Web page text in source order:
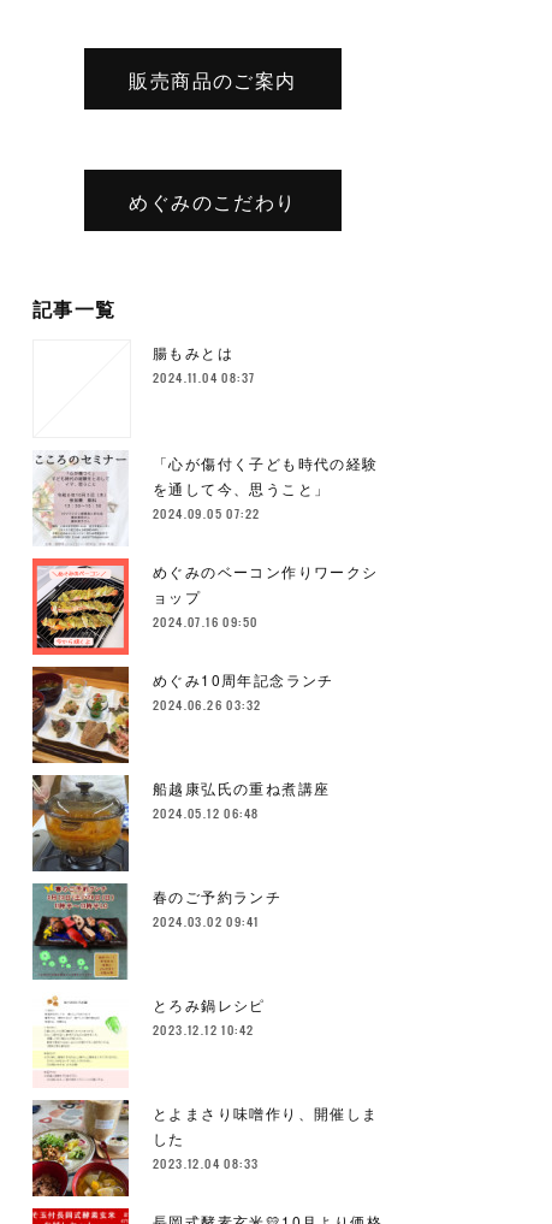
販売商品のご案内
めぐみのこだわり
記事一覧
腸もみとは
2024.11.04 08:37
「心が傷付く子ども時代の経験
を通して今、思うこと」
2024.09.05 07:22
めぐみのベーコン作りワークシ
ョップ
2024.07.16 09:50
めぐみ10周年記念ランチ
2024.06.26 03:32
船越康弘氏の重ね煮講座
2024.05.12 06:48
春のご予約ランチ
2024.03.02 09:41
とろみ鍋レシピ
2023.12.12 10:42
とよまさり味噌作り、開催しま
した
2023.12.04 08:33